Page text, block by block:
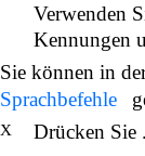
Verwenden
Kennungen
Sie können in
Sprachbefehle
X Drücken Sie